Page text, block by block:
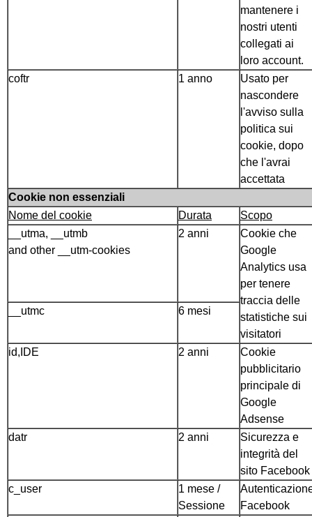
mantenere i
nostri utenti
collegati ai
loro account.
coftr
1 anno
Usato per
nascondere
l'avviso sulla
politica sui
cookie, dopo
che l'avrai
accettata
Cookie non essenziali
Nome del cookie
Durata
Scopo
__utma, __utmb
and other __utm-cookies
2 anni
Cookie che
Google
Analytics usa
per tenere
traccia delle
statistiche sui
visitatori
__utmc 6 mesi
id,IDE 2 anni
Cookie
pubblicitario
principale di
Google
Adsense
datr
2 anni
Sicurezza e
integrità del
sito Facebook
c_user
1 mese /
Sessione
Facebook